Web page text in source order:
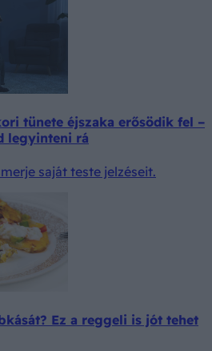
tünete éjszaka erősödik fel –
legyinteni rá
saját teste jelzéseit.
Ez a reggeli is jót tehet